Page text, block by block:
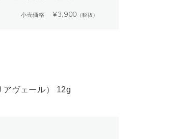
小売価格 ¥3,900 （税抜）
アヴェール） 12g